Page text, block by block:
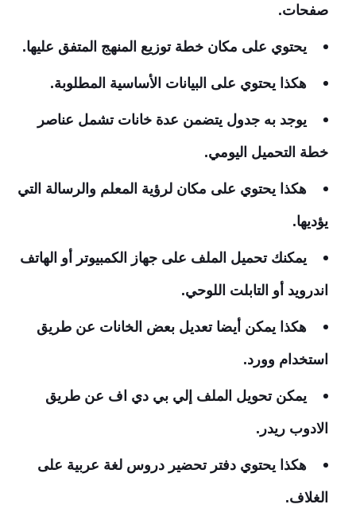
صفحات.
يحتوي على مكان خطة توزيع المنهج المتفق عليها.
هكذا يحتوي على البيانات الأساسية المطلوبة.
يوجد به جدول يتضمن عدة خانات تشمل عناصر
خطة التحميل اليومي.
هكذا يحتوي على مكان لرؤية المعلم والرسالة التي
يؤديها.
يمكنك تحميل الملف على جهاز الكمبيوتر أو الهاتف
اندرويد أو التابلت اللوحي.
هكذا يمكن أيضا تعديل بعض الخانات عن طريق
استخدام وورد.
يمكن تحويل الملف إلي بي دي اف عن طريق
الادوب ريدر.
هكذا يحتوي دفتر تحضير دروس لغة عربية على
الغلاف.